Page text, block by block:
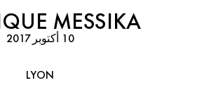
MESSIKA
10 أكتوبر 2017
LYON